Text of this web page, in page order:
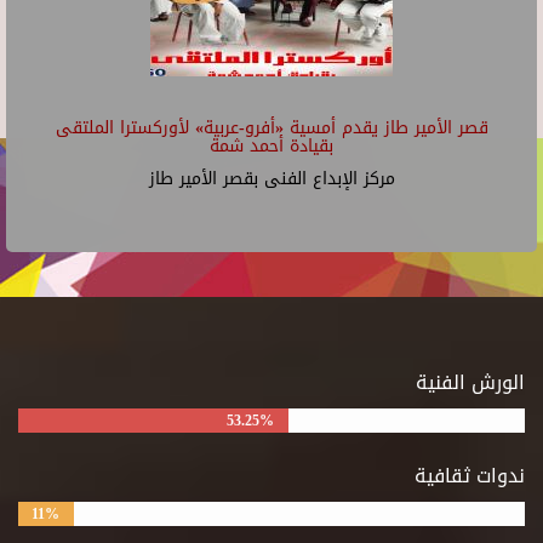
قصر الأمير طاز يقدم أمسية «أفرو-عربية» لأوركسترا الملتقى
بقيادة أحمد شمة
مركز الإبداع الفنى بقصر الأمير طاز
الورش الفنية
53.25%
ندوات ثقافية
11%